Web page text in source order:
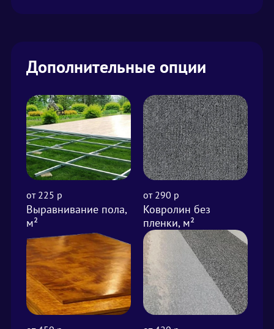
Дополнительные опции
от 225 р
Выравнивание пола,
м²
от 290 р
Ковролин без
пленки, м²